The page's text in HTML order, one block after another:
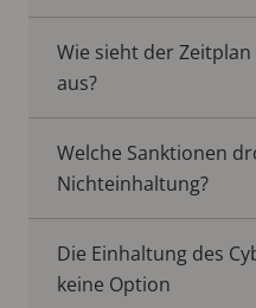
Wie sieht der Zeitplan
aus?
Welche Sanktionen
Nichteinhaltung?
Die Einhaltung des
keine Option